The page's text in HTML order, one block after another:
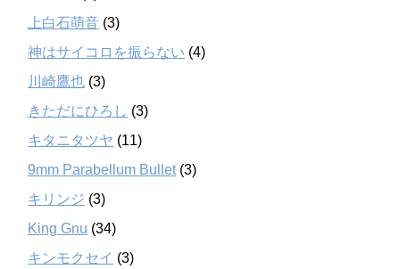
上白石萌音 (3)
神はサイコロを振らない (4)
川崎鷹也 (3)
きただにひろし (3)
キタニタツヤ (11)
9mm Parabellum Bullet(3)
キリンジ (3)
King Gnu (34)
キンモクセイ (3)